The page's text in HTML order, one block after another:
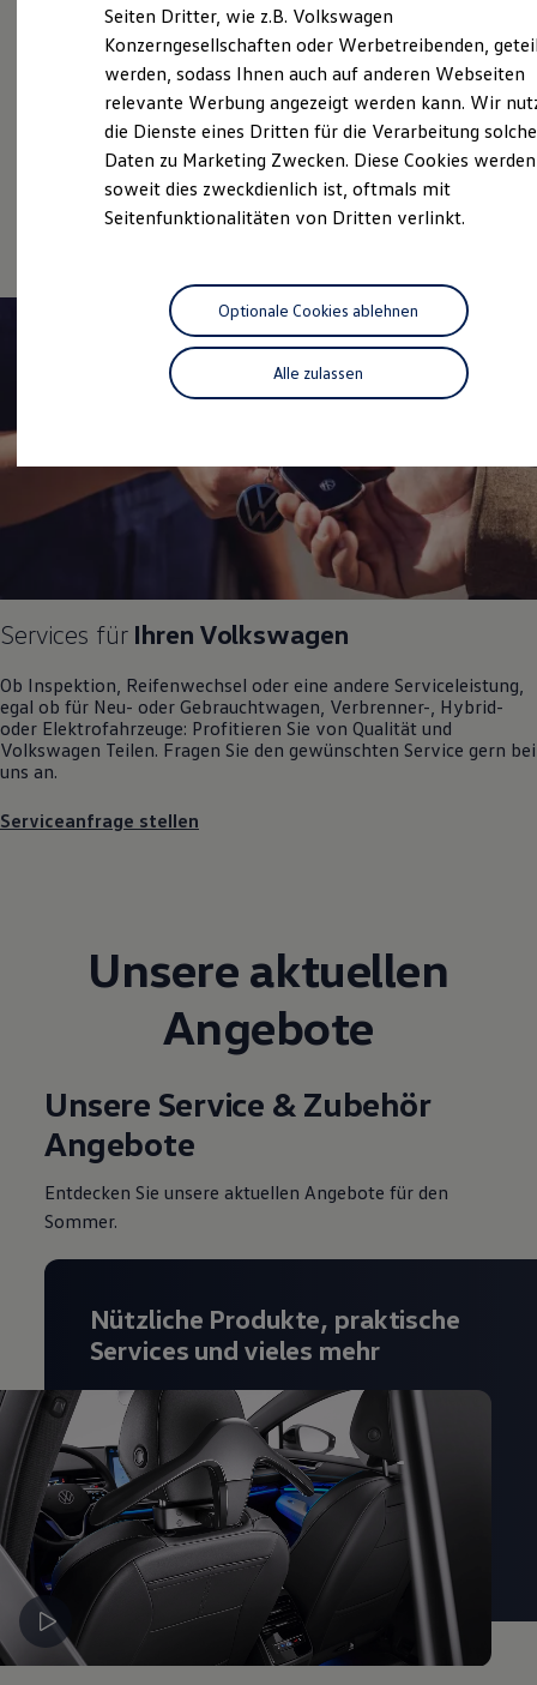
ID. Software Versionen und Updates
Digitale Extras
Schnittstellen zu Ihrem ID.
Hybridautos
Marke und Erlebnis
Volkswagen R und R Experience
R-Modelle
Driving Experience
Volkswagen entdecken
Lifestyle Shop
T-Roc Kollektion
Golf Kollektion
ID. Kollektion
Volkswagen Kollektion
R-Kollektion
#wedriveproud
Besitzer und Service
myVolkswagen
Inspektion und HU/AU
Reparaturen und Checks
Motorenöl und Flüssigkeiten
Räder und Reifen
Economy Service
Volkswagen Teile
Zubehör
Modellspezifisches Zubehör
Entertainment und Elektronik
Handy und Fahrzeug verbinden
Updates für Software, Karten und Radio
Über Ihr Auto
Vorgängermodelle
Kundeninformationen
Volkswagen Kundenbetreuung
Assistenzsysteme
Live Beratung
Magazin
Lifestyle
Elektromobilität
Volkswagen Kundenbetreuung
Unsere Leistungenim
Überblick
Service
Volkswagen Economy
Service
Services für Ihren Volkswagen
Ob Inspektion, Reifenwechsel oder eine andere Serviceleistung,
egal ob für Neu- oder Gebrauchtwagen , Verbrenner-, Hybrid-
oder Elektrofahrzeuge: Profitieren Sie von Qualität und
Volkswagen Teilen. Fragen Sie den gewünschten Service gern bei
uns an.
Serviceanfrage stellen
Unsere aktuellen
Angebote
Unsere Service & Zubehör
Angebote
Entdecken Sie unsere aktuellen Angebote für den
Sommer.
Nützliche Produkte, praktische
Services und vieles mehr
Seiten Dritter, wie z.B. Volkswagen
Konzerngesellschaften oder Werbetreibenden,
werden, sodass Ihnen auch auf anderen Webseiten
relevante Werbung angezeigt werden kann. Wir
die Dienste eines Dritten für die Verarbeitung
Daten zu Marketing Zwecken. Diese Cookies
soweit dies zweckdienlich ist, oftmals mit
Seitenfunktionalitäten von Dritten verlinkt.
Alle zulassen
Optionale Cookies ablehnen